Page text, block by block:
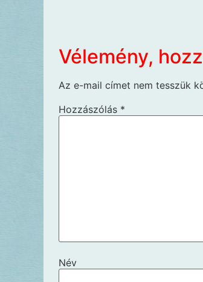
Vélemény,
Az e-mail címet nem tesszük
Hozzászólás *
Név